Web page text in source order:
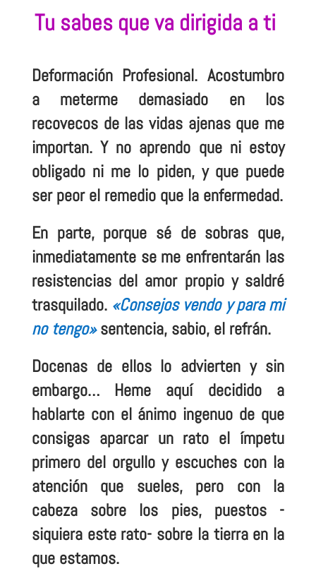
Tu sabes que va dirigida a ti
Deformación Profesional. Acostumbro
a meterme demasiado en los
recovecos de las vidas ajenas que me
importan. Y no aprendo que ni estoy
obligado ni me lo piden, y que puede
ser peor el remedio que la enfermedad.
En parte, porque sé de sobras que,
inmediatamente se me enfrentarán las
resistencias del amor propio y saldré
trasquilado. «Consejos vendo y para mi
no tengo» sentencia, sabio, el refrán.
Docenas de ellos lo advierten y sin
embargo… Heme aquí decidido a
hablarte con el ánimo ingenuo de que
consigas aparcar un rato el ímpetu
primero del orgullo y escuches con la
atención que sueles, pero con la
cabeza sobre los pies, puestos -
siquiera este rato- sobre la tierra en la
que estamos.